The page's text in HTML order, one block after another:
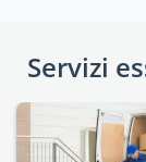
Servizi